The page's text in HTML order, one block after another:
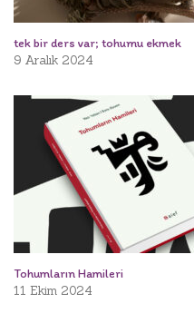
tek bir ders var; tohumu ekmek
9 Aralık 2024
Tohumların Hamileri
11 Ekim 2024